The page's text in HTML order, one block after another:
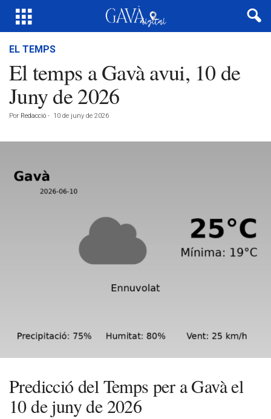
EL TEMPS
El temps a Gavà avui, 10 de
Juny de 2026
Por Redacció - 10 de juny de 2026
Predicció del Temps per a Gavà el
10 de juny de 2026